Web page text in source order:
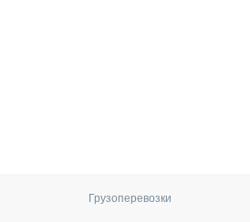
Грузоперевозки